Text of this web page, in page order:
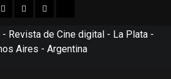
Facebook
TwitterInstagram
Revista de Cine digital - La Plata -
Aires - Argentina